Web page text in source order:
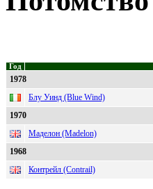
Год
1978
Блу Уинд (Blue Wind)
1970
Маделон (Madelon)
1968
Контрейл (Contrail)